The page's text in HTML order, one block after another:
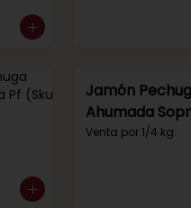
Jamón
Ahumada
114)
Venta por 1/4 kg.